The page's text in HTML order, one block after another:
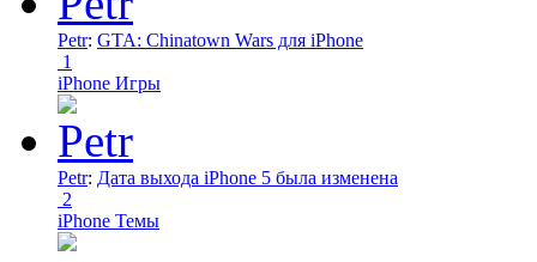
Petr: GTA: Chinatown Wars для iPhone
1
iPhone Игры
Petr: Дата выхода iPhone 5 была изменена
2
iPhone Темы